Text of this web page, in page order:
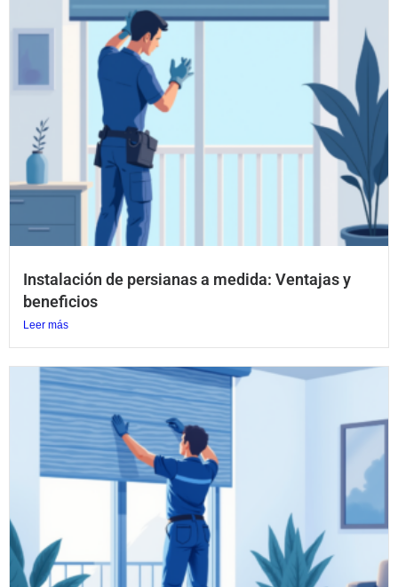
Instalación de persianas a medida: Ventajas y
beneficios
Leer más